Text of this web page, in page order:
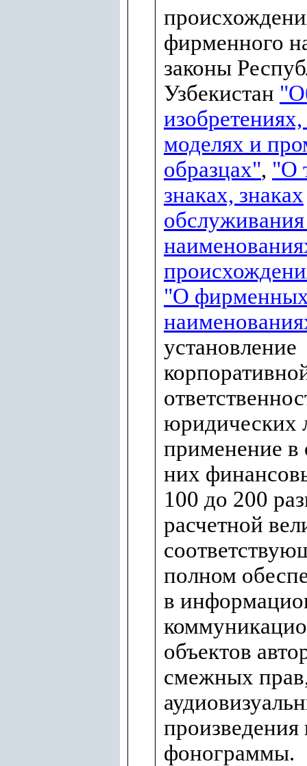
фирменного
законы
Узбекистан
моделях и
образцах", "О
знаках, знаках
"О
установление
юридических
применение
них
100 до 200
расчетной
полном
в
объектов
смежных
произведения
фонограммы.